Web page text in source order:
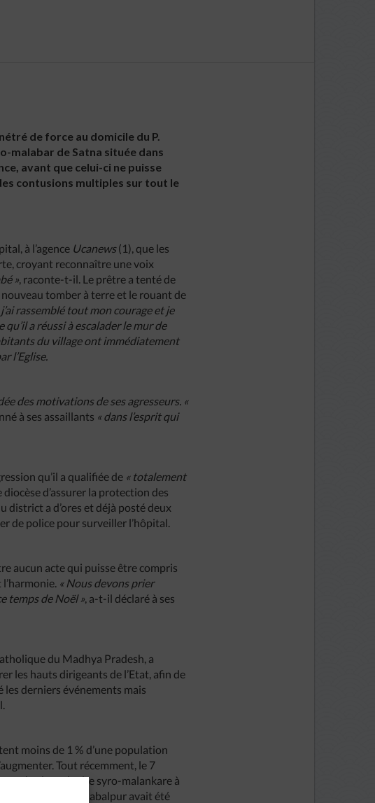
de force au domicile du P.
malabar de Satna située dans
avant que celui-ci ne puisse
contusions multiples sur tout le
à l’agence Ucanews(1), que les
croyant reconnaître une voix
», raconte-t-il. Le prêtre a tenté de
nouveau tomber à terre et le rouant de
rassemblé tout mon courage et je
a réussi à escalader le mur de
du village ont immédiatement
l’Eglise.
des motivations de ses agresseurs. «
à ses assaillants « dans l’esprit qui
qu’il a qualifiée de « totalement
d’assurer la protection des
a d’ores et déjà posté deux
de police pour surveiller l’hôpital.
aucun acte qui puisse être compris
« Nous devons prier
temps de Noël », a-t-il déclaré à ses
du Madhya Pradesh, a
les hauts dirigeants de l’Etat, afin de
derniers événements mais
moins de 1 % d’une population
Tout récemment, le 7
orthodoxe de rite syro-malankare à
catholique de Jabalpur avait été